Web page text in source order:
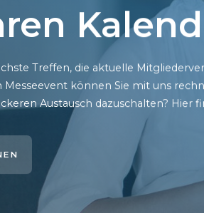
Treffen, die aktuelle
können Sie mit uns
Austausch dazuschalten? Hier